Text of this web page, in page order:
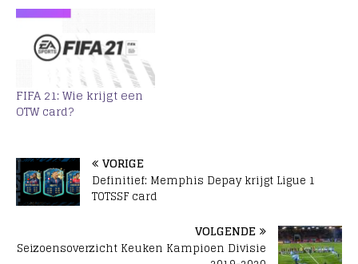
FIFA 21: Wie krijgt een
OTW card?
VORIGE
Definitief: Memphis Depay krijgt Ligue 1
TOTSSF card
VOLGENDE
Seizoensoverzicht Keuken Kampioen Divisie